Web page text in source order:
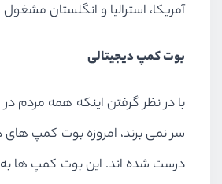
آمریکا، استرالیا و انگلستان
بوت کمپ دیجیتالی
با در نظر گرفتن اینکه همه مردم
سر نمی برند، امروزه بوت کمپ های
درست شده اند. این بوت کمپ ها